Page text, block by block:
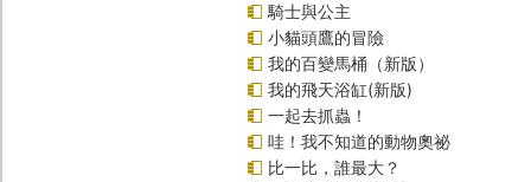
騎士與公主
小貓頭鷹的冒險
我的百變馬桶（新版）
我的飛天浴缸(新版)
一起去抓蟲！
哇！我不知道的動物奧祕
比一比，誰最大？